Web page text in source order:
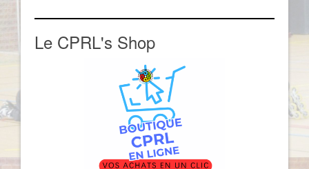
Le CPRL's Shop